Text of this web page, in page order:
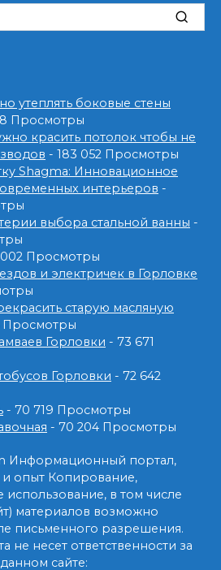
утеплять боковые стены
Просмотры
красить потолок чтобы не
- 183 052 Просмотры
Shagma: Инновационное
интерьеров -
выбора стальной ванны -
Просмотры
и электричек в Горловке
старую масляную
Просмотры
Горловки - 73 671
Горловки - 72 642
- 70 719 Просмотры
- 70 204 Просмотры
Информационный портал,
опыт Копирование,
в том числе
материалов возможно
письменного разрешения.
не несет ответственности за
сайте: